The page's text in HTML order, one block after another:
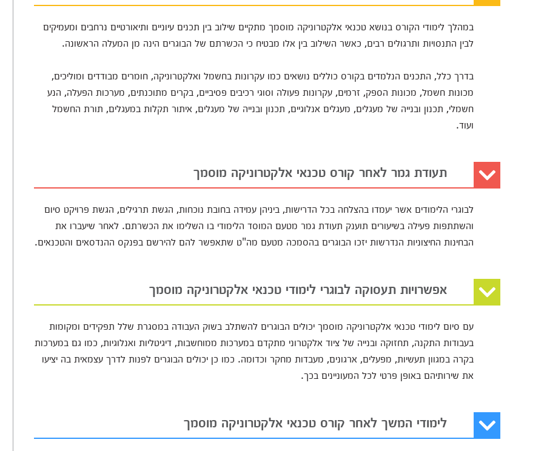
במהלך לימודי הקורס בנושא טכנאי אלקטרוניקה מוסמך מתקיים שילוב בין תכנים עיוניים ותיאורטיים נרחבים ומעמיקים
לבין התנסויות ותרגולים רבים, כאשר השילוב בין אלו מבטיח כי הכשרתם של הבוגרים הינה מן המעלה הראשונה.
בדרך כלל, התכנים הנלמדים בקורס כוללים נושאים כמו עקרונות בחשמל ואלקטרוניקה, חומרים מבודדים ומוליכים,
מכונות חשמל, מכונות הספק, זרמים, עקרונות פעולה וסוגי רכיבים פסיביים, בקרים מתוכנתים, מערכות הפעלה, הנע
חשמלי, תכנון ובנייה של מעגלים, מעגלים אנלוגיים, תכנון ובנייה של מעגלים, איתור תקלות במעגלים, תורת החשמל
ועוד.
תעודת גמר לאחר קורס טכנאי אלקטרוניקה מוסמך
לבוגרי הלימודים אשר יעמדו בהצלחה בכל הדרישות, ביניהן עמידה בחובת נוכחות, הגשת תרגילים, הגשת פרויקט סיום
והשתתפות פעילה בשיעורים תוענק תעודת גמר מטעם המוסד הלימודי בו השלימו את הכשרתם. לאחר שיעברו את
הבחינות החיצוניות הנדרשות יזכו הבוגרים בהסמכה מטעם מה"ט שתאפשר להם להירשם בפנקס ההנדסאים והטכנאים.
אפשרויות תעסוקה לבוגרי לימודי טכנאי אלקטרוניקה מוסמך
עם סיום לימודי טכנאי אלקטרוניקה מוסמך יכולים הבוגרים להשתלב בשוק העבודה במסגרת שלל תפקידים ומקומות
בעבודות התקנה, תחזוקה ובנייה של ציוד אלקטרוני מתקדם במערכות ממוחשבות, דיגיטליות ואנלוגיות, כמו גם במערכות
בקרה במגוון תעשיות, מפעלים, ארגונים, מעבדות מחקר וכדומה. כמו כן יכולים הבוגרים לפנות לדרך עצמאית בה יציעו
את שירותיהם באופן פרטי לכל המעוניינים בכך.
לימודי המשך לאחר קורס טכנאי אלקטרוניקה מוסמך